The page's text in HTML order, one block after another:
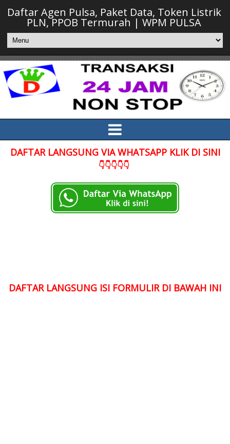
Daftar Agen Pulsa, Paket Data, Token Listrik
PLN, PPOB Termurah | WPM PULSA
DAFTAR LANGSUNG VIA WHATSAPP KLIK DI SINI
👇👇👇👇👇
DAFTAR LANGSUNG ISI FORMULIR DI BAWAH INI